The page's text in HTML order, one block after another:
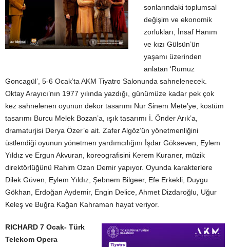
sonlarındaki toplumsal
değişim ve ekonomik
zorlukları, İnsaf Hanım
ve kızı Gülsün’ün
yaşamı üzerinden
anlatan ‘Rumuz
Goncagül’, 5-6 Ocak’ta AKM Tiyatro Salonunda sahnelenecek.
Oktay Arayıcı’nın 1977 yılında yazdığı, günümüze kadar pek çok
kez sahnelenen oyunun dekor tasarımı Nur Sinem Mete’ye, kostüm
tasarımı Burcu Melek Bozan’a, ışık tasarımı İ. Önder Arık’a,
dramaturjisi Derya Özer’e ait. Zafer Algöz’ün yönetmenliğini
üstlendiği oyunun yönetmen yardımcılığını İşdar Gökseven, Eylem
Yıldız ve Ergun Akvuran, koreografisini Kerem Kuraner, müzik
direktörlüğünü Rahim Ozan Demir yapıyor. Oyunda karakterlere
Dilek Güven, Eylem Yıldız, Şebnem Bilgeer, Efe Erkekli, Duygu
Gökhan, Erdoğan Aydemir, Engin Delice, Ahmet Dizdaroğlu, Uğur
Keleş ve Buğra Kağan Kahraman hayat veriyor.
RICHARD 7 Ocak- Türk
Telekom Opera